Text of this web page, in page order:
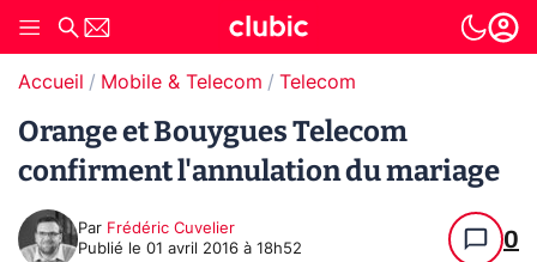
Accueil Mobile & Telecom Telecom
Orange et Bouygues Telecom
confirment l'annulation du mariage
Par Frédéric Cuvelier
Publié le 01 avril 2016 à 18h52 0